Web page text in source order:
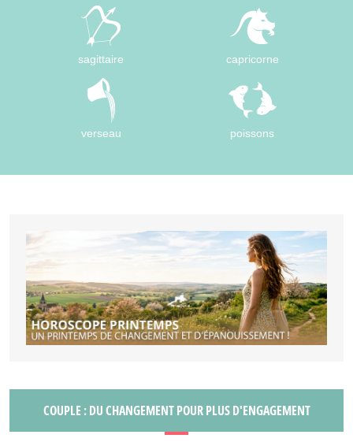
sagittaire capricorne
verseau poissons
COUPLE : DU CHANGEMENT POUR PLUS D'ENGAGEMENT